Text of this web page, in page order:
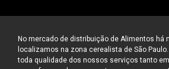
No mercado de distribuição de Alimentos há
localizamos na zona cerealista de São
toda qualidade dos nossos serviços tanto